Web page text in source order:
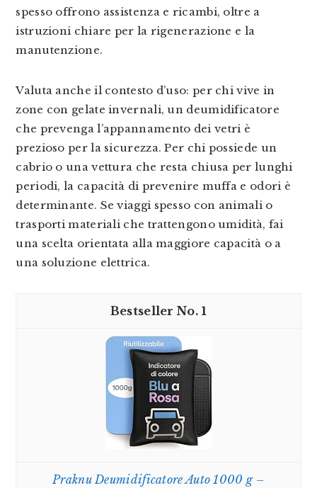
spesso offrono assistenza e ricambi, oltre a
istruzioni chiare per la rigenerazione e la
manutenzione.
Valuta anche il contesto d’uso: per chi vive in
zone con gelate invernali, un deumidificatore
che prevenga l’appannamento dei vetri è
prezioso per la sicurezza. Per chi possiede un
cabrio o una vettura che resta chiusa per lunghi
periodi, la capacità di prevenire muffa e odori è
determinante. Se viaggi spesso con animali o
trasporti materiali che trattengono umidità, fai
una scelta orientata alla maggiore capacità o a
una soluzione elettrica.
1
Praknu Deumidificatore Auto 1000 g –